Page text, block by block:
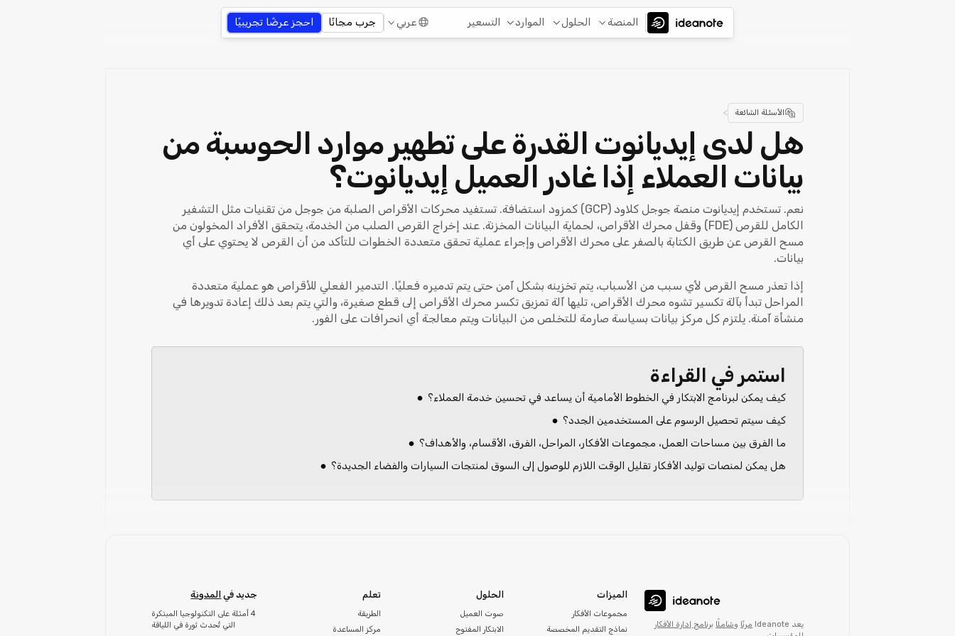
المنصة الحلول الموارد التسعير عربي جرب مجانًا احجز عرضًا تجريبيًا
الأسئلة الشائعة >
هل لدى إيديانوت القدرة على تطهير موارد الحوسبة من
بيانات العملاء إذا غادر العميل إيديانوت؟
نعم. تستخدم إيديانوت منصة جوجل كلاود (GCP) كمزود استضافة. تستفيد محركات الأقراص الصلبة من جوجل من تقنيات مثل التشفير
الكامل للقرص (FDE) وقفل محرك الأقراص، لحماية البيانات المخزنة. عند إخراج القرص الصلب من الخدمة، يتحقق الأفراد المخولون من
مسح القرص عن طريق الكتابة بالصفر على محرك الأقراص وإجراء عملية تحقق متعددة الخطوات للتأكد من أن القرص لا يحتوي على أي
بيانات.
إذا تعذر مسح القرص لأي سبب من الأسباب، يتم تخزينه بشكل آمن حتى يتم تدميره فعليًا. التدمير الفعلي للأقراص هو عملية متعددة
المراحل تبدأ بآلة تكسير تشوه محرك الأقراص، تليها آلة تمزيق تكسر محرك الأقراص إلى قطع صغيرة، والتي يتم بعد ذلك إعادة تدويرها في
منشأة آمنة. يلتزم كل مركز بيانات بسياسة صارمة للتخلص من البيانات ويتم معالجة أي انحرافات على الفور.
استمر في القراءة
كيف يمكن لبرنامج الابتكار في الخطوط الأمامية أن يساعد في تحسين خدمة العملاء؟
كيف سيتم تحصيل الرسوم على المستخدمين الجدد؟
ما الفرق بين مساحات العمل، مجموعات الأفكار، المراحل، الفرق، الأقسام، والأهداف؟
هل يمكن لمنصات توليد الأفكار تقليل الوقت اللازم للوصول إلى السوق لمنتجات السيارات والفضاء الجديدة؟
يعد Ideanote مرنًا وشاملًا برنامج إدارة الأفكار
الميزات
مجموعات الأفكار
نماذج التقديم المخصصة
الحلول
صوت العميل
الابتكار المفتوح
تعلم
الطريقة
مركز المساعدة
جديد في المدونة
4 أمثلة على التكنولوجيا المبتكرة
التي تُحدث ثورة في اللياقة